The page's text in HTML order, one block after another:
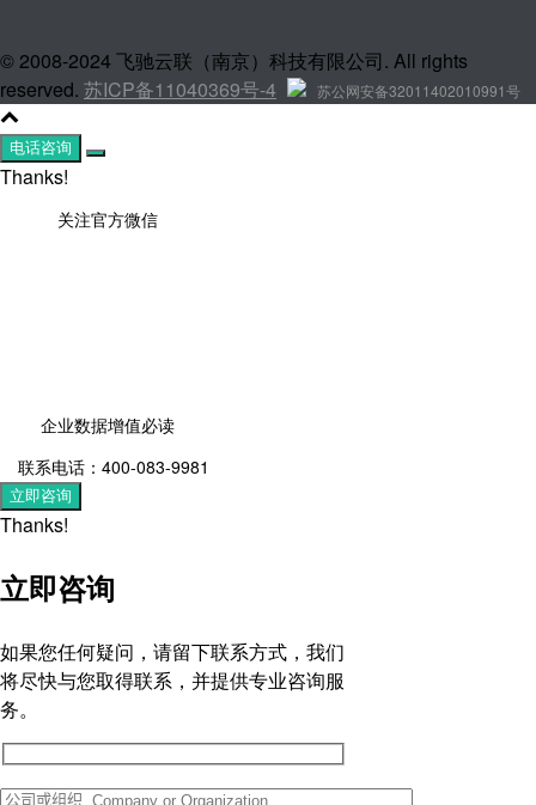
© 2008-2024 飞驰云联（南京）科技有限公司. All rights
reserved. 苏ICP备11040369号-4 苏公网安备32011402010991号
电话咨询
Thanks!
关注官方微信
企业数据增值必读
联系电话：400-083-9981
立即咨询
Thanks!
立即咨询
如果您任何疑问，请留下联系方式，我们
将尽快与您取得联系，并提供专业咨询服
务。